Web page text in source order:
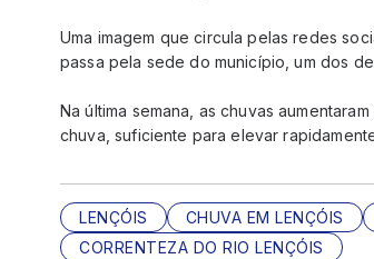
Uma imagem que circula pelas redes
passa pela sede do município, um dos
Na última semana, as chuvas
chuva, suficiente para elevar
LENÇÓIS CHUVA EM LENÇÓIS
CORRENTEZA DO RIO LENÇÓIS